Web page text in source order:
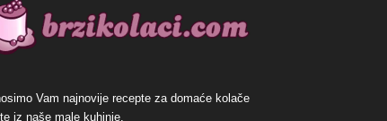
Vam najnovije recepte za domaće kolače
iz naše male kuhinje.